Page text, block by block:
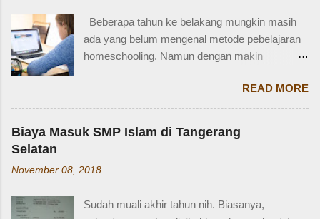
Seringkali, kita hanya menggunakan "cousin"
tanpa membed...
Disabiltas juga adalah manusia biasa yang
berhak berkendara untuk melakukan
aktifitasnya seperti mencari nafkah, menuntut
memfasilitasi dengan SIM khusus sesuai
dengan yang dibutuhkan. SIM D yang berlaku di
Indonesia dibagi menjadi dua macam yaitu SIM
SIM C, dan SIM D1 untuk pengendara mobil
dengan Perpol Nomor 5 Tahun 2021 mengenai
jenis SIM D yang belaku di Indonesia....
Beberapa tahun ke belakang mungkin masih
ada yang belum mengenal metode pebelajaran
homeschooling. Namun dengan makin
ini, homeschooling jadi makin dikenal dan
bahkan diminati. Homeschooling merupakan
salah satu metode belajar yang sudah mulai tak
asing sekarang dan menjadi pilihan sebagian
Homeschooling adalah model pendidikan
punya tugas dan tanggung jawab penting
READ MORE
Biaya Masuk SMP Islam di Tangerang
Selatan
November 08, 2018
Sudah muali akhir tahun nih. Biasanya,